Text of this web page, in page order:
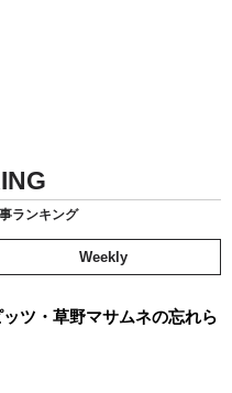
ランキング
Weekly
ツ・草野マサムネの忘れら